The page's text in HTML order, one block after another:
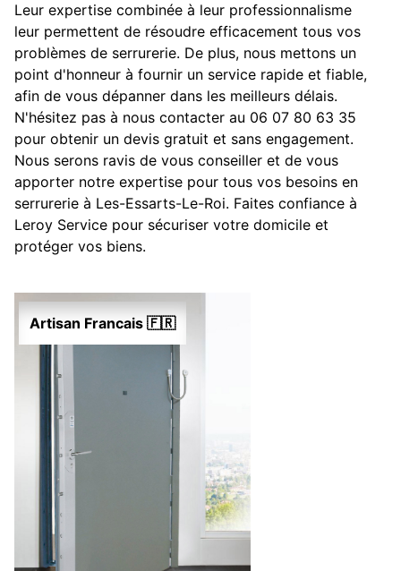
Leur expertise combinée à leur professionnalisme
leur permettent de résoudre efficacement tous vos
problèmes de serrurerie. De plus, nous mettons un
point d'honneur à fournir un service rapide et fiable,
afin de vous dépanner dans les meilleurs délais.
N'hésitez pas à nous contacter au 06 07 80 63 35
pour obtenir un devis gratuit et sans engagement.
Nous serons ravis de vous conseiller et de vous
apporter notre expertise pour tous vos besoins en
serrurerie à Les-Essarts-Le-Roi. Faites confiance à
Leroy Service pour sécuriser votre domicile et
protéger vos biens.
Artisan Francais 🇫🇷